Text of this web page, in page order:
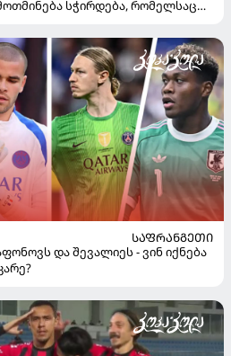
სჭირდება, რომელსაც
ᲡᲐᲤᲠᲐᲜᲒᲔᲗᲘ
და შევალიეს - ვინ იქნება